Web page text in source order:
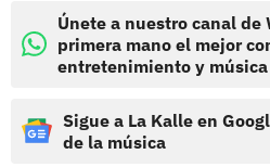
Únete a nuestro canal
primera mano el mejor
entretenimiento y música
Sigue a La Kalle en
de la música